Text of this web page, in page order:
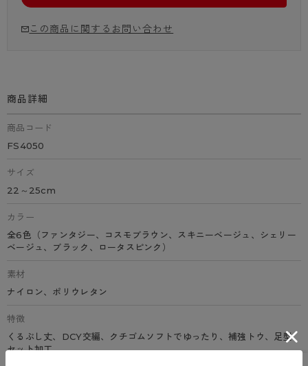
この商品に関するお問い合わせ
商品詳細
商品コード
FS4050
サイズ
22～25cm
カラー
全6色（ファンタジー、コスモブラウン、スキニーベージュ、シェリー
ベージュ、ブラック、ロータスピンク）
素材
ナイロン、ポリウレタン
特徴
くるぶし丈、DCY交編、クチゴムソフトでゆったり、補強トウ、足型
セット加工